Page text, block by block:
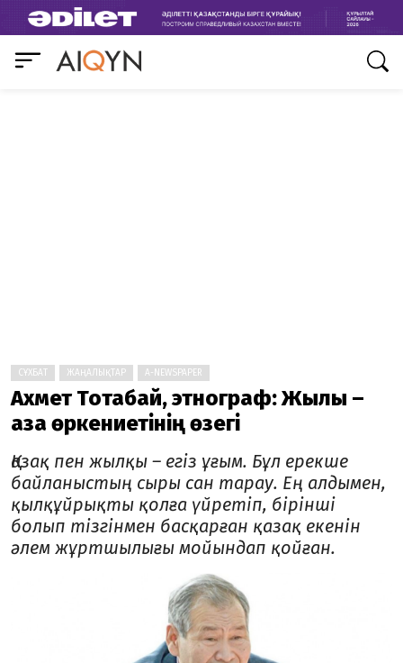
СҰХБАТ ЖАҢАЛЫҚТАР A-NEWSPAPER
Ахмет Тоқтабай, этнограф: Жылқы –
қазақ өркениетінің өзегі
Қазақ пен жылқы – егіз ұғым. Бұл ерекше
байланыстың сыры сан тарау. Ең алдымен,
қылқұйрықты қолға үйретіп, бірінші
болып тізгінмен басқарған қазақ екенін
әлем жұртшылығы мойындап қойған.